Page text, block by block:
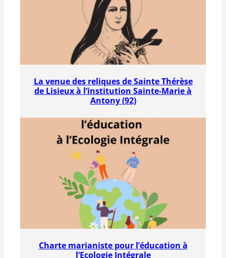
La venue des reliques de Sainte Thérèse
de Lisieux à l’institution Sainte-Marie à
Antony (92)
Charte marianiste pour l’éducation à
l’Ecologie Intégrale